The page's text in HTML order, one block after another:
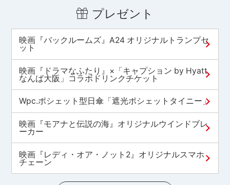
プレゼント
映画『バックルームズ』A24 オリジナルトランプセ
ット
映画『ドラマなふたり』×「キャプション by Hyatt
なんば大阪」コラボドリンクチケット
Wpc.ポシェット型日傘「遮光ポシェットタイニー」
映画『モアナと伝説の海』オリジナルウインドブレ
ーカー
映画『レディ・オア・ノット2』オリジナルスマホ
チェーン